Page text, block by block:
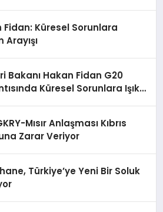
Fidan: Küresel Sorunlara
Arayışı
Bakanı Hakan Fidan G20
Küresel Sorunlara Işık
Mısır Anlaşması Kıbrıs
Zarar Veriyor
Türkiye’ye Yeni Bir Soluk